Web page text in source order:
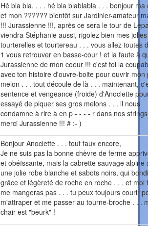
Hé bla bla. . . . hé bla blablabla . . . bonjour ma
et mon ?????? bientôt sur Jardinier-amateur
!!! Jurassienne !!!, après ce sera le tour de
viendra Stéphanie aussi, rigolez bien mes jolies
tourterelles et tourtereau . . . vous allez toutes
1 vous retrouver en basse-cour ! et la faute à
Jurassienne de mon coeur !!! c'est toi la
avec ton histoire d'ouvre-boite pour ouvrir mon
melon . . . tout découle de là . . . maintenant,
sentence et vengeance (froide) d'Anoclette
essayé de piquer ses gros melons . . . il nous
condamne à rire à en p - - - - r dans nos
merci Jurassienne !!! # :- )
Bonjour Anoclette . . . tout faux encore,
Je ne suis pas la bonne chèvre de ferme
et obéïssante, mais la cabrette sauvage alpine
une jolie robe blanche et sabots noirs, qui
grâce et légèreté de roche en roche . . . et moi
me mangeras pas . . . tu peux toujours courir
m'attraper et me passer au tourne-broche . . .
chair est "beurk" !